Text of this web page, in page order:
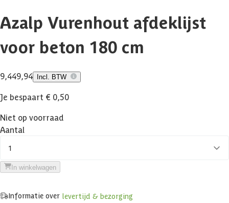
Azalp Vurenhout afdeklijst
voor beton 180 cm
9,449,94 Incl. BTW
Je bespaart € 0,50
Niet op voorraad
Aantal
1
In winkelwagen
Informatie over levertijd & bezorging